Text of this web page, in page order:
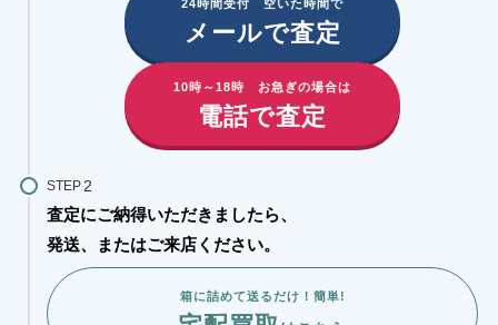
24時間受付 空いた時間で
メールで査定
10時～18時 お急ぎの場合は
電話で査定
STEP
査定にご納得いただきましたら、
発送、またはご来店ください。
箱に詰めて送るだけ！簡単!